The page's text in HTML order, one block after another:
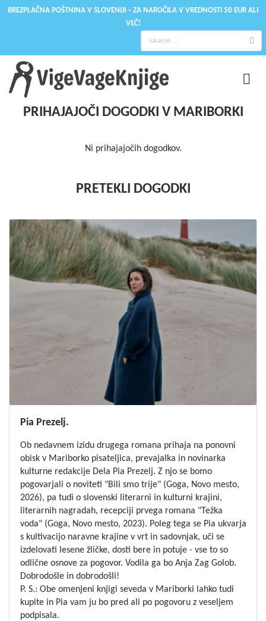
BREZPLAČNA POŠTNINA V SLOVENIJI – ZA NAROČILA V VREDNOSTI 50 EUR ALI
VEČ!
PRIHAJAJOČI DOGODKI V MARIBORKI
Ni prihajajočih dogodkov.
PRETEKLI DOGODKI
Pia Prezelj.
Ob nedavnem izidu drugega romana prihaja na ponovni
obisk v Mariborko pisateljica, prevajalka in novinarka
kulturne redakcije Dela Pia Prezelj. Z njo se bomo
pogovarjali o noviteti "Bili smo trije" (Goga, Novo mesto,
2026), pa tudi o slovenski literarni in kulturni krajini,
literarnih nagradah, recepciji prvega romana "Težka
voda" (Goga, Novo mesto, 2023). Poleg tega se Pia ukvarja
s kultivacijo naravne krajine v vrt in sadovnjak, uči se
izdelovati lesene žličke, dosti bere in potuje - vse to so
odlične osnove za pogovor. Vodila ga bo Anja Zag Golob.
Dobrodošle in dobrodošli!
P. S.: Obe omenjeni knjigi seveda v Mariborki lahko tudi
kupite in Pia vam ju bo pred ali po pogovoru z veseljem
podpisala.